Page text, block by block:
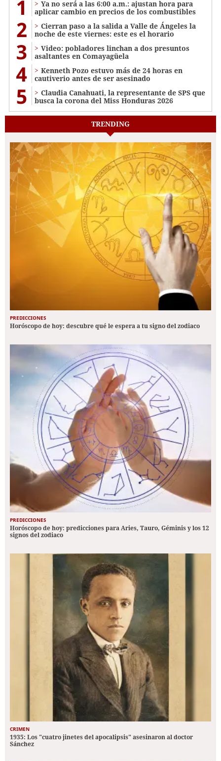
1
Ya no será a las 6:00 a.m.: ajustan hora para
aplicar cambio en precios de los combustibles
2
Cierran paso a la salida a Valle de Ángeles la
noche de este viernes: este es el horario
3
Video: pobladores linchan a dos presuntos
asaltantes en Comayagüela
4
Kenneth Pozo estuvo más de 24 horas en
cautiverio antes de ser asesinado
5
Claudia Canahuati, la representante de SPS que
busca la corona del Miss Honduras 2026
TRENDING
PREDICCIONES
Horóscopo de hoy: descubre qué le espera a tu signo del zodiaco
PREDICCIONES
Horóscopo de hoy: predicciones para Aries, Tauro, Géminis y los 12
signos del zodiaco
CRIMEN
1935: Los "cuatro jinetes del apocalipsis" asesinaron al doctor
Sánchez